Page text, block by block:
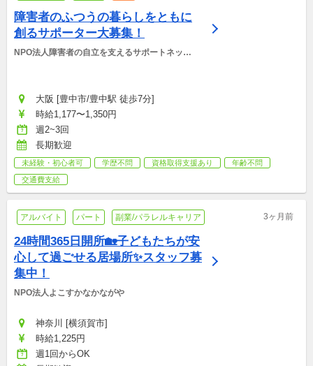
障害者のふつうの暮らしをともに
創るサポーター大募集！
NPO法人障害者の自立を支えるサポートネット
大阪 [豊中市/豊中駅 徒歩7分]
時給1,177〜1,350円
週2~3回
長期歓迎
未経験・初心者可 学歴不問 資格取得支援あり
年齢不問
交通費支給
アルバイト パート 副業/パラレルキャリア 3ヶ月前
24時間365日開所🏡子どもたちが安
心して過ごせる居場所✨スタッフ募
集中！
NPO法人よこすかなかながや
神奈川 [横須賀市]
時給1,225円
週1回からOK